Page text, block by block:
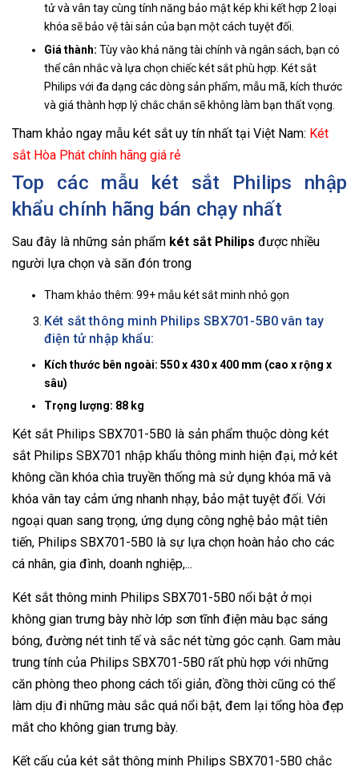
tử và vân tay cùng tính năng bảo mật kép khi kết hợp 2 loại
khóa sẽ bảo vệ tài sản của bạn một cách tuyệt đối.
Giá thành: Tùy vào khả năng tài chính và ngân sách, bạn có
thể cân nhắc và lựa chọn chiếc két sắt phù hợp. Két sắt
Philips với đa dạng các dòng sản phẩm, mẫu mã, kích thước
và giá thành hợp lý chắc chắn sẽ không làm bạn thất vọng.
Tham khảo ngay mẫu két sắt uy tín nhất tại Việt Nam: Két
sắt Hòa Phát chính hãng giá rẻ
Top các mẫu két sắt Philips nhập
khẩu chính hãng bán chạy nhất
Sau đây là những sản phẩm két sắt Philips được nhiều
người lựa chọn và săn đón trong
Tham khảo thêm: 99+ mẫu két sắt minh nhỏ gọn
Két sắt thông minh Philips SBX701-5B0 vân tay
điện tử nhập khẩu:
Kích thước bên ngoài: 550 x 430 x 400 mm (cao x rộng x
sâu)
Trọng lượng: 88 kg
Két sắt Philips SBX701-5B0 là sản phẩm thuộc dòng két
sắt Philips SBX701 nhập khẩu thông minh hiện đại, mở két
không cần khóa chìa truyền thống mà sử dụng khóa mã và
khóa vân tay cảm ứng nhanh nhạy, bảo mật tuyệt đối. Với
ngoại quan sang trọng, ứng dụng công nghệ bảo mật tiên
tiến, Philips SBX701-5B0 là sự lựa chọn hoàn hảo cho các
cá nhân, gia đình, doanh nghiệp,...
Két sắt thông minh Philips SBX701-5B0 nổi bật ở mọi
không gian trưng bày nhờ lớp sơn tĩnh điện màu bạc sáng
bóng, đường nét tinh tế và sắc nét từng góc cạnh. Gam màu
trung tính của Philips SBX701-5B0 rất phù hợp với những
căn phòng theo phong cách tối giản, đồng thời cũng có thể
làm dịu đi những màu sắc quá nổi bật, đem lại tổng hòa đẹp
mắt cho không gian trưng bày.
Kết cấu của két sắt thông minh Philips SBX701-5B0 chắc